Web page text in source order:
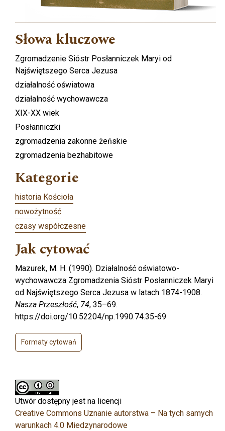
Słowa kluczowe
Zgromadzenie Sióstr Posłanniczek Maryi od
Najświętszego Serca Jezusa
działalność oświatowa
działalność wychowawcza
XIX-XX wiek
Posłanniczki
zgromadzenia zakonne żeńskie
zgromadzenia bezhabitowe
Kategorie
historia Kościoła
nowożytność
czasy współczesne
Jak cytować
Mazurek, M. H. (1990). Działalność oświatowo-
wychowawcza Zgromadzenia Sióstr Posłanniczek Maryi
od Najświętszego Serca Jezusa w latach 1874-1908.
Nasza Przeszłość, 74, 35–69.
https://doi.org/10.52204/np.1990.74.35-69
Formaty cytowań
Utwór dostępny jest na licencji
Creative Commons Uznanie autorstwa – Na tych samych
warunkach 4.0 Miedzynarodowe